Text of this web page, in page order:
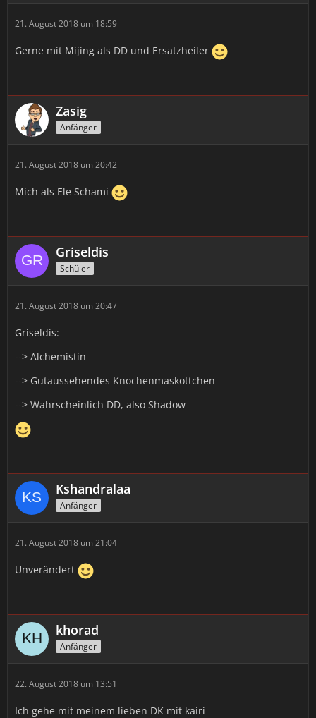
21. August 2018 um 18:59
Gerne mit Mijing als DD und Ersatzheiler
Zasig
Anfänger
21. August 2018 um 20:42
Mich als Ele Schami
Griseldis
Schüler
21. August 2018 um 20:47
Griseldis:
--> Alchemistin
--> Gutaussehendes Knochenmaskottchen
--> Wahrscheinlich DD, also Shadow
Kshandralaa
Anfänger
21. August 2018 um 21:04
Unverändert
khorad
Anfänger
22. August 2018 um 13:51
Ich gehe mit meinem lieben DK mit kairi